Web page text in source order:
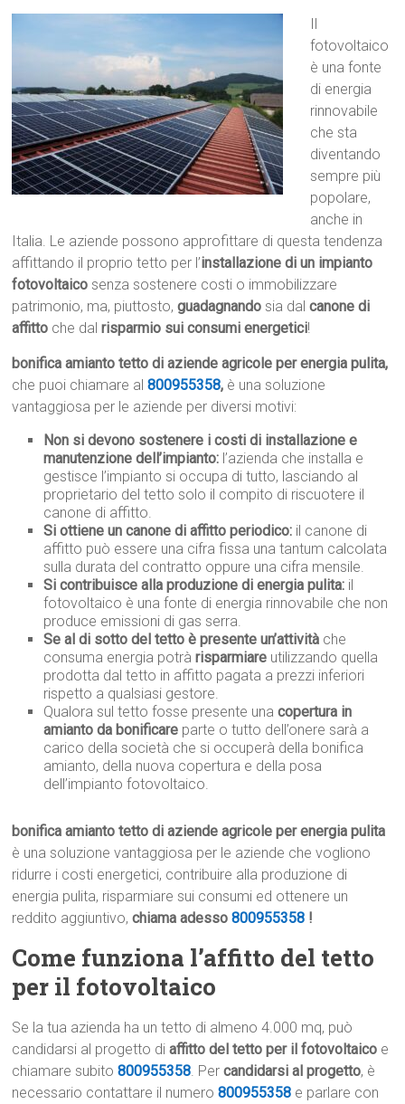
fotovoltaico
è una fonte
di energia
rinnovabile
che sta
diventando
sempre più
popolare,
anche in
Italia. Le aziende possono approfittare di questa tendenza
affittando il proprio tetto per l’installazione di un impianto
fotovoltaico senza sostenere costi o immobilizzare
patrimonio, ma, piuttosto,guadagnando sia dalcanone di
affitto che dalrisparmio sui consumi energetici!
bonifica amianto tetto di aziende agricole per energia pulita,
che puoi chiamare al800955358, è una soluzione
vantaggiosa per le aziende per diversi motivi:
Non si devono sostenere i costi di installazione e
manutenzione dell’impianto: l’azienda che installa e
gestisce l’impianto si occupa di tutto, lasciando al
proprietario del tetto solo il compito di riscuotere il
canone di affitto.
Si ottiene un canone di affitto periodico: il canone di
affitto può essere una cifra fissa una tantum calcolata
sulla durata del contratto oppure una cifra mensile.
Si contribuisce alla produzione di energia pulita: il
fotovoltaico è una fonte di energia rinnovabile che non
produce emissioni di gas serra.
Se al di sotto del tetto è presente un’attività che
consuma energia potràrisparmiare utilizzando quella
prodotta dal tetto in affitto pagata a prezzi inferiori
rispetto a qualsiasi gestore.
Qualora sul tetto fosse presente unacopertura in
amianto da bonificare parte o tutto dell’onere sarà a
carico della società che si occuperà della bonifica
amianto, della nuova copertura e della posa
dell’impianto fotovoltaico.
bonifica amianto tetto di aziende agricole per energia pulita
è una soluzione vantaggiosa per le aziende che vogliono
ridurre i costi energetici, contribuire alla produzione di
energia pulita, risparmiare sui consumi ed ottenere un
reddito aggiuntivo,chiama adesso800955358 !
Come funziona l’affitto del tetto
per il fotovoltaico
Se la tua azienda ha un tetto di almeno 4.000 mq, può
candidarsi al progetto diaffitto del tetto per il fotovoltaico e
chiamare subito800955358. Percandidarsi al progetto, è
necessario contattare il numero800955358 e parlare con